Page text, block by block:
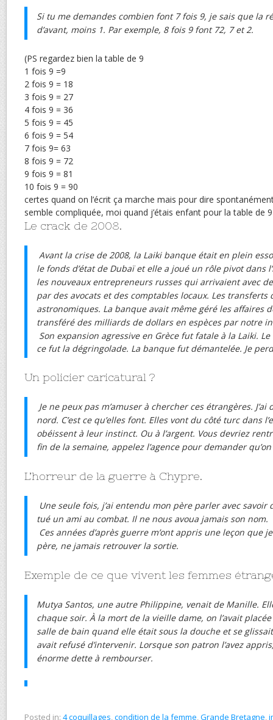
Si tu me demandes combien font 7 fois 9, je sais que la
d’avant, moins 1. Par exemple, 8 fois 9 font 72, 7 et 2.
(PS regardez bien la table de 9
1 fois 9 =9
2 fois 9 = 18
3 fois 9 = 27
4 fois 9 = 36
5 fois 9 = 45
6 fois 9 = 54
7 fois 9= 63
8 fois 9 = 72
9 fois 9 = 81
10 fois 9 = 90
certes quand on l’écrit ça marche mais pour dire
semble compliquée, moi quand j’étais enfant pour la table de
Le crack de 2008.
Avant la crise de 2008, la Laiki banque était en plein
le fonds d’état de Dubaï et elle a joué un rôle pivot dans
les nouveaux entrepreneurs russes qui arrivaient avec
par des avocats et des comptables locaux. Les
astronomiques. La banque avait même géré les affaires
transféré des milliards de dollars en espèces par notre
Son expansion agressive en Grèce fut fatale à la Laiki.
ce fut la dégringolade. La banque fut démantelée. Je
Un policier caricatural ?
Je ne peux pas m’amuser à chercher ces étrangères.
nord. C’est ce qu’elles font. Elles vont du côté turc
obéissent à leur instinct. Ou à l’argent. Vous devriez
fin de la semaine, appelez l’agence pour demander
L’horreur de la guerre à Chypre.
Une seule fois, j’ai entendu mon père parler avec
tué un ami au combat. Il ne nous avoua jamais son nom.
Ces années d’après guerre m’ont appris une leçon
père, ne jamais retrouver la sortie.
Exemple de ce que vivent les femmes
Mutya Santos, une autre Philippine, venait de Manille.
chaque soir. À la mort de la vieille dame, on l’avait
salle de bain quand elle était sous la douche et se
avait refusé d’intervenir. Lorsque son patron l’avez
énorme dette à rembourser.
Posted in: 4 coquillages,condition de la femme,Grande Bretagne,